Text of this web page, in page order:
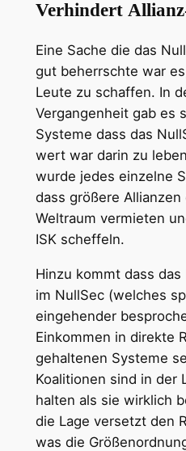
Verhindert
Eine Sache die das
gut beherrschte war
Leute zu schaffen. In
Vergangenheit gab es
Systeme dass das
wert war darin zu
wurde jedes einzelne
dass größere
Weltraum vermieten
ISK scheffeln.
Hinzu kommt dass
im NullSec (welches
eingehender
Einkommen in direkte
gehaltenen Systeme
Koalitionen sind in der
halten als sie wirklich
die Lage versetzt den
was die